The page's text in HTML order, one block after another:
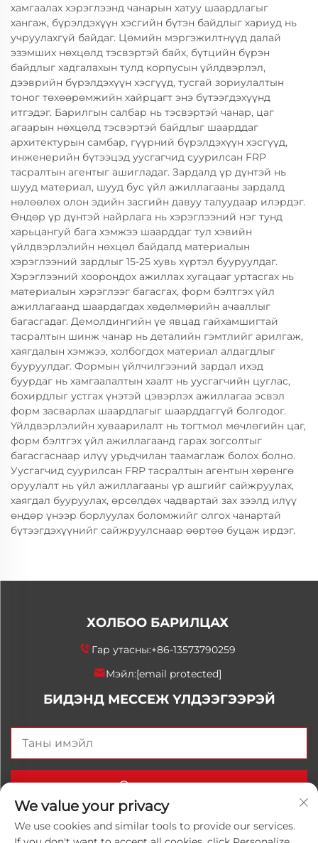
хамгаалах хэрэглээнд чанарын хатуу шаардлагыг
хангаж, бүрэлдэхүүн хэсгийн бүтэн байдлыг хариуд нь
учруулахгүй байдаг. Цөмийн мэргэжилтнүүд далай
эзэмших нөхцөлд тэсвэртэй байх, бүтцийн бүрэн
байдлыг хадгалахын тулд корпусын үйлдвэрлэл,
дээврийн бүрэлдэхүүн хэсгүүд, тусгай зориулалтын
тоног төхөөрөмжийн хайрцагт энэ бүтээгдэхүүнд
итгэдэг. Барилгын салбар нь тэсвэртэй чанар, цаг
агаарын нөхцөлд тэсвэртэй байдлыг шаарддаг
архитектурын самбар, гүүрний бүрэлдэхүүн хэсгүүд,
инженерийн бүтээцэд уусгагчид суурилсан FRP
тасралтын агентыг ашигладаг. Зардалд үр дүнтэй нь
шууд материал, шууд бус үйл ажиллагааны зардалд
нөлөөлөх олон эдийн засгийн давуу талуудаар илэрдэг.
Өндөр үр дүнтэй найрлага нь хэрэглээний нэг тунд
харьцангуй бага хэмжээ шаарддаг тул хэвийн
үйлдвэрлэлийн нөхцөл байдалд материалын
хэрэглээний зардлыг 15-25 хувь хүртэл бууруулдаг.
Хэрэглээний хоорондох ажиллах хугацааг уртасгах нь
материалын хэрэглээг багасгах, форм бэлтгэх үйл
ажиллагаанд шаардагдах хөдөлмөрийн ачааллыг
багасгадаг. Демолдингийн үе явцад гайхамшигтай
тасралтын шинж чанар нь деталийн гэмтлийг арилгаж,
хаягдалын хэмжээ, холбогдох материал алдагдлыг
бууруулдаг. Формын үйлчилгээний зардал ихэд
буурдаг нь хамгаалалтын хаалт нь уусгагчийн цуглас,
бохирдлыг устгах үнэтэй цэвэрлэх ажиллагаа эсвэл
форм засварлах шаардлагыг шаарддаггүй болгодог.
Үйлдвэрлэлийн хуваарилалт нь тогтмол мөчлөгийн цаг,
форм бэлтгэх үйл ажиллагаанд гарах зогсолтыг
багасгаснаар илүү урьдчилан таамаглаж болох болно.
Уусгагчид суурилсан FRP тасралтын агентын хөрөнгө
оруулалт нь үйл ажиллагааны үр ашгийг сайжруулах,
хаягдал бууруулах, өрсөлдөх чадвартай зах зээлд илүү
өндөр үнээр борлуулах боломжийг олгох чанартай
бүтээгдэхүүнийг сайжруулснаар өөртөө буцаж ирдэг.
ХОЛБОО БАРИЛЦАХ
Гар утасны:+86-13573790259
Мэйл:[email protected]
БИДЭНД МЕССЕЖ ҮЛДЭЭГЭЭРЭЙ
Одоо илгээх
We value your privacy
We use cookies and similar tools to provide our services.